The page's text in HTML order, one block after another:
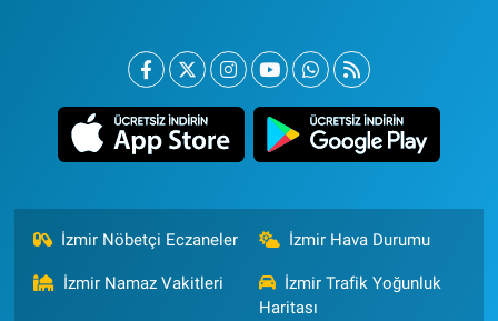
İzmir Nöbetçi Eczaneler İzmir Hava Durumu
İzmir Namaz Vakitleri
İzmir Trafik Yoğunluk
Haritası